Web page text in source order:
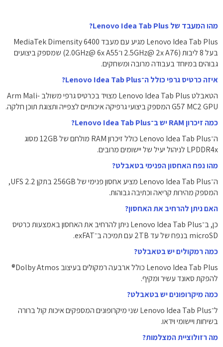
מהו המעבד של Lenovo Idea Tab Plus?
Lenovo Idea Tab Plus מגיע עם מעבד MediaTek Dimensity 6400
בעל 8 ליבות (2x A76 ‏@2.5GHz ו־6x A55 ‏@2.0GHz) שמספק ביצועים
גבוהים במיוחד בעבודה מרובה ומשחקים.
איזה כרטיס גרפי כולל ה־Lenovo Idea Tab Plus?
הטאבלט Lenovo Idea Tab Plus מצויד בכרטיס גרפי משולב Arm Mali-
G57 MC2 GPU המספק ביצועי גרפיקה איכותיים לצפייה ותצוגת תוכן חלקה.
כמה זיכרון RAM יש ב־Lenovo Idea Tab Plus?
ה־Lenovo Idea Tab Plus כולל זיכרון RAM מולחם של ‎12GB‎ מסוג
LPDDR4x לניהול יעיל של יישומים מרובים.
מהו נפח האחסון הפנימי בטאבלט?
ה־Lenovo Idea Tab Plus מציע אחסון פנימי של ‎256GB‎ בתקן ‎UFS 2.2‎,
המספק מהירות קריאה וכתיבה גבוהות.
האם ניתן להרחיב את האחסון?
כן, ב־Lenovo Idea Tab Plus ניתן להרחיב את האחסון באמצעות כרטיס
microSD בנפח של עד ‎2TB‎ עם תמיכה ב־exFAT.
כמה רמקולים יש בטאבלט?
Lenovo Idea Tab Plus כולל ארבעה רמקולים בעיצוב Dolby Atmos®
להפקת סאונד עשיר ומקיף.
כמה מיקרופונים יש בטאבלט?
ל־Lenovo Idea Tab Plus שני מיקרופונים המספקים איכות קול ברורה
בשיחות ויישומי וידאו.
מה רזולוציית המצלמות?